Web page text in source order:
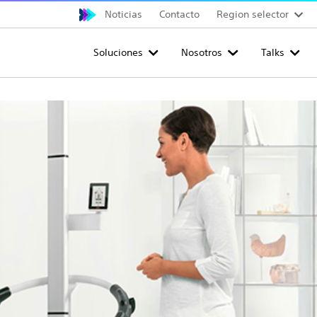
Noticias Contacto Region selector
Soluciones Nosotros Talks